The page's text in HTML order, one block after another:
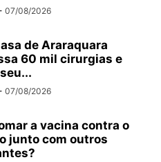
07/08/2026
de Araraquara
60 mil cirurgias e
07/08/2026
a vacina contra o
junto com outros